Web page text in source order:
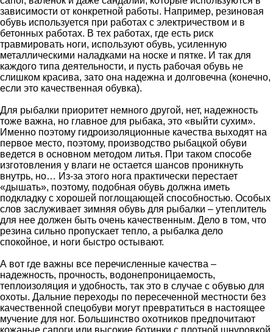
зависимости от конкретной работы. Например, резиновая
обувь используется при работах с электричеством и в
бетонных работах. В тех работах, где есть риск
травмировать ноги, используют обувь, усиленную
металлическими наладками на носке и пятке. И так для
каждого типа деятельности, и пусть рабочая обувь не
слишком красива, зато она надежна и долговечна (конечно,
если это качественная обувка).
Для рыбалки приоритет немного другой, нет, надежность
тоже важна, но главное для рыбака, это «выйти сухим».
Именно поэтому гидроизоляционные качества выходят на
первое место, поэтому, производство рыбацкой обуви
ведется в основном методом литья. При таком способе
изготовления у влаги не остается шансов проникнуть
внутрь, но… Из-за этого нога практически перестает
«дышать», поэтому, подобная обувь должна иметь
подкладку с хорошей поглощающей способностью. Особых
слов заслуживает зимняя обувь для рыбалки – утеплитель
для нее должен быть очень качественным. Дело в том, что
резина сильно пропускает тепло, а рыбалка дело
спокойное, и ноги быстро остывают.
А вот где важны все перечисленные качества –
надежность, прочность, водонепроницаемость,
теплоизоляция и удобность, так это в случае с обувью для
охоты. Дальние переходы по пересеченной местности без
качественной спецобуви могут превратиться в настоящее
мучение для ног. Большинство охотников предпочитают
кожаные сапоги или высокие ботинки с плотной шнуровкой,